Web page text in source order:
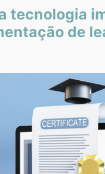
tecnologia
de